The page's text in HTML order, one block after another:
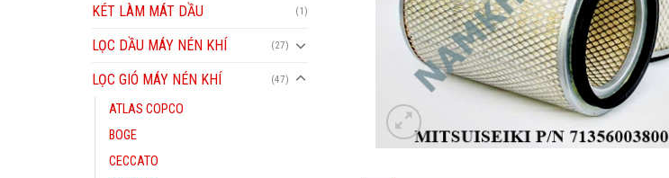
KÉT LÀM MÁT DẦU (1)
LỌC DẦU MÁY NÉN KHÍ (27)
LỌC GIÓ MÁY NÉN KHÍ (47)
ATLAS COPCO
BOGE
CECCATO